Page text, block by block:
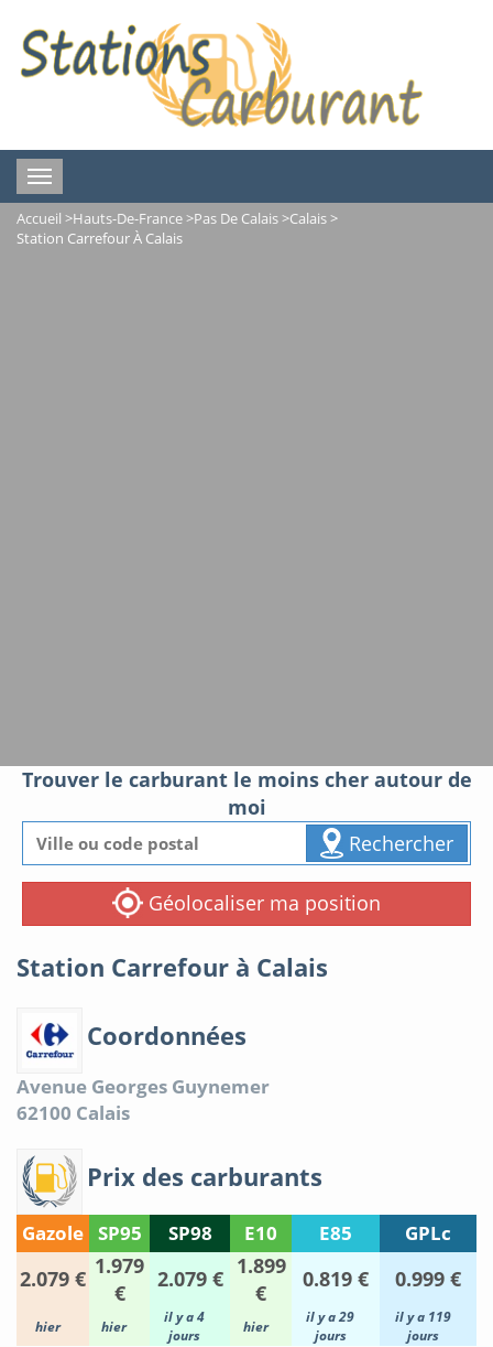
Toggle
navigation
Accueil >Hauts-De-France>Pas De Calais>Calais>
Station Carrefour À Calais
Trouver le carburant le moins cher autour de
moi
Rechercher
Géolocaliser ma position
Station Carrefour à Calais
Coordonnées
Avenue Georges Guynemer
62100 Calais
Prix des carburants
Gazole SP95 SP98 E10 E85 GPLc
2.079 € 1.979
€
2.079 € 1.899
€
0.819 € 0.999 €
hier hier
il y a 4
jours
hier
il y a 29
jours
il y a 119
jours